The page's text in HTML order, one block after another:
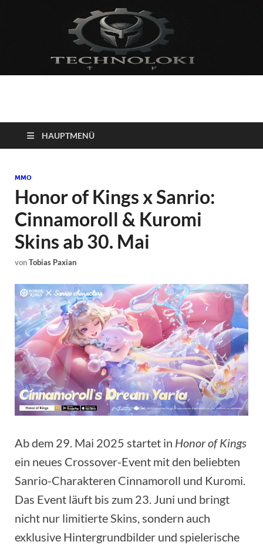
Technoloki: Gaming
und Entertainment
News
Blockbuster, Indie-Perlen und Retro-Klassiker.
HAUPTMENÜ
MMO
Honor of Kings x Sanrio:
Cinnamoroll & Kuromi
Skins ab 30. Mai
vonTobias Paxian
Ab dem 29. Mai 2025 startet in Honor of Kings
ein neues Crossover-Event mit den beliebten
Sanrio-Charakteren Cinnamoroll und Kuromi.
Das Event läuft bis zum 23. Juni und bringt
nicht nur limitierte Skins, sondern auch
exklusive Hintergrundbilder und spielerische